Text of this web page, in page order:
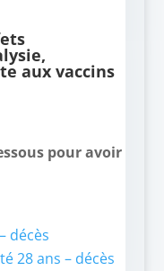
aux vaccins
pour avoir
décès
28 ans – décès